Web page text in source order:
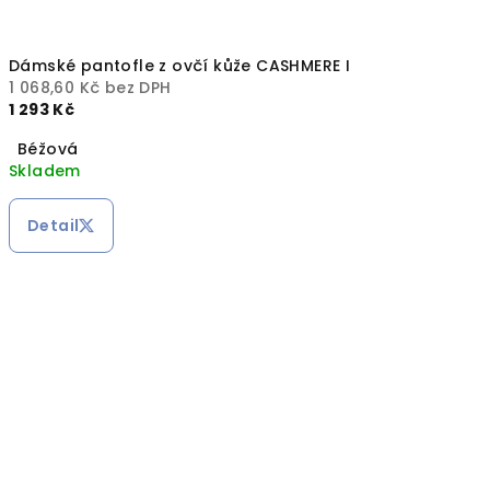
Dámské pantofle z ovčí kůže CASHMERE I
1 068,60 Kč bez DPH
1 293 Kč
Béžová
Skladem
Detail